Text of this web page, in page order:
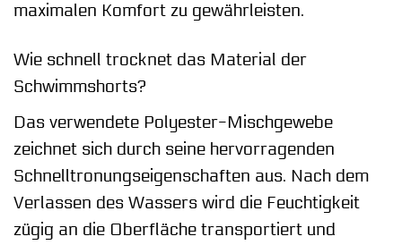
maximalen Komfort zu gewährleisten.
Wie schnell trocknet das Material der
Schwimmshorts?
Das verwendete Polyester-Mischgewebe
zeichnet sich durch seine hervorragenden
Schnelltronungseigenschaften aus. Nach dem
Verlassen des Wassers wird die Feuchtigkeit
zügig an die Oberfläche transportiert und